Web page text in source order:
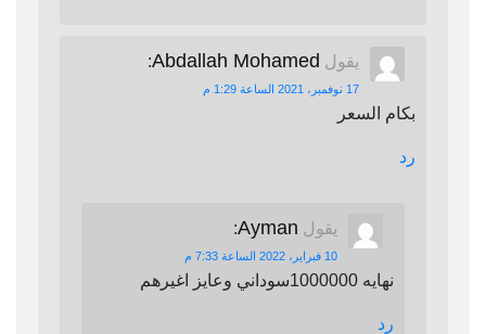
يقول Abdallah Mohamed
:
17 نوفمبر، 2021 الساعة 1:29 م
بكام السعر
رد
يقول Ayman
:
10 فبراير، 2022 الساعة 7:33 م
نهايه 1000000سوداني وعايز اغيرهم
رد